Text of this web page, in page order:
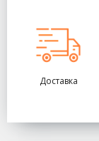
Доставка